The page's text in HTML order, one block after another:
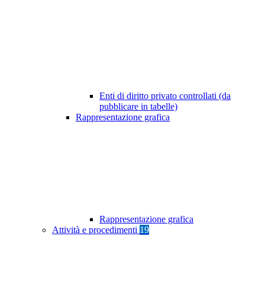
Enti di diritto privato controllati (da
pubblicare in tabelle)
Rappresentazione grafica
Rappresentazione grafica
Attività e procedimenti 19